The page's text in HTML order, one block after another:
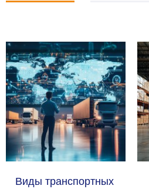
Виды транспортных